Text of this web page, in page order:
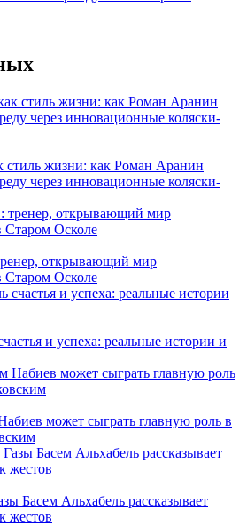
стиль жизни: как Роман Аранин
через инновационные коляски-
открывающий мир
Старом Осколе
и успеха: реальные истории и
может сыграть главную роль в
Басем Альхабель рассказывает
жестов